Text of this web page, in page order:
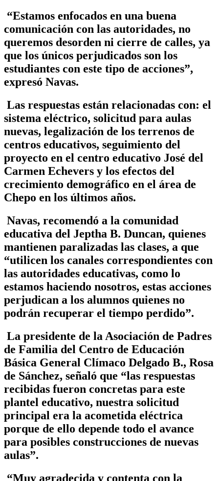
“Estamos enfocados en una buena
comunicación con las autoridades, no
queremos desorden ni cierre de calles, ya
que los únicos perjudicados son los
estudiantes con este tipo de acciones”,
expresó Navas.
Las respuestas están relacionadas con: el
sistema eléctrico, solicitud para aulas
nuevas, legalización de los terrenos de
centros educativos, seguimiento del
proyecto en el centro educativo José del
Carmen Echevers y los efectos del
crecimiento demográfico en el área de
Chepo en los últimos años.
Navas, recomendó a la comunidad
educativa del Jeptha B. Duncan, quienes
mantienen paralizadas las clases, a que
“utilicen los canales correspondientes con
las autoridades educativas, como lo
estamos haciendo nosotros, estas acciones
perjudican a los alumnos quienes no
podrán recuperar el tiempo perdido”.
La presidente de la Asociación de Padres
de Familia del Centro de Educación
Básica General Clímaco Delgado B., Rosa
de Sánchez, señaló que “las respuestas
recibidas fueron concretas para este
plantel educativo, nuestra solicitud
principal era la acometida eléctrica
porque de ello depende todo el avance
para posibles construcciones de nuevas
aulas”.
“Muy agradecida y contenta con la